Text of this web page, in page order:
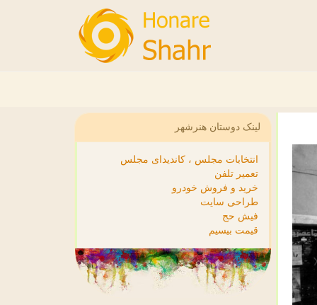
لینک دوستان هنرشهر
انتخابات مجلس ، کاندیدای مجلس
تعمیر تلفن
خرید و فروش خودرو
طراحی سایت
فیش حج
قیمت بیسیم